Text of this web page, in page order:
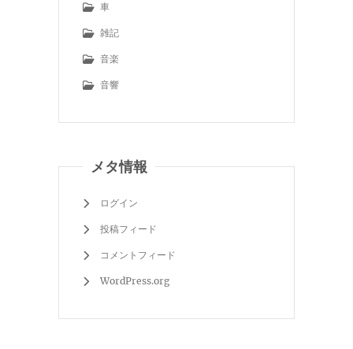
車
雑記
音楽
音響
メタ情報
ログイン
投稿フィード
コメントフィード
WordPress.org